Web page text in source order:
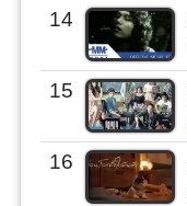
14
15
16